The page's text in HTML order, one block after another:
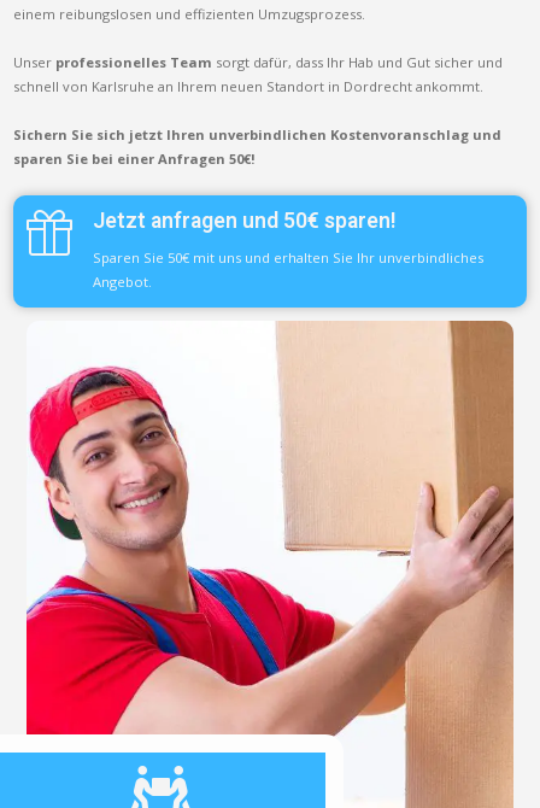
einem reibungslosen und effizienten Umzugsprozess.
Unser professionelles Team sorgt dafür, dass Ihr Hab und Gut sicher und
schnell von Karlsruhe an Ihrem neuen Standort in Dordrecht ankommt.
Sichern Sie sich jetzt Ihren unverbindlichen Kostenvoranschlag und
sparen Sie bei einer Anfragen 50€!
Jetzt anfragen und 50€ sparen!
Sparen Sie 50€ mit uns und erhalten Sie Ihr unverbindliches
Angebot.